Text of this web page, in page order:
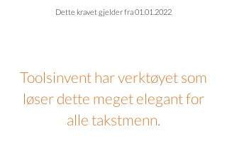
Dette kravet gjelder fra01.01.2022
Toolsinvent har verktøyet som
løser dette meget elegant for
alle takstmenn.